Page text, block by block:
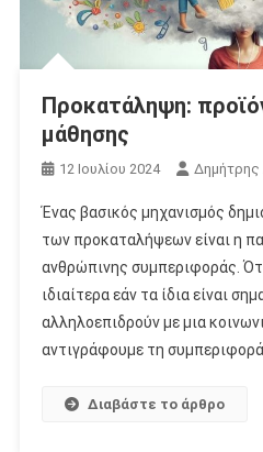
Προκατάληψη:
μάθησης
12 Ιουλίου 2024
Ένας βασικός μηχανισμός
των προκαταλήψεων είναι η
ανθρώπινης συμπεριφοράς.
ιδιαίτερα εάν τα ίδια είναι
αλληλοεπιδρούν με μια
αντιγράφουμε τη
Διαβάστε το άρθρο